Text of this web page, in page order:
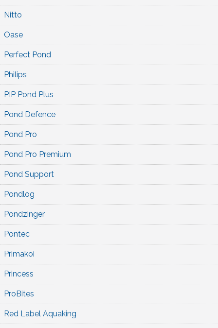
Nitto
Oase
Perfect Pond
Philips
PIP Pond Plus
Pond Defence
Pond Pro
Pond Pro Premium
Pond Support
Pondlog
Pondzinger
Pontec
Primakoi
Princess
ProBites
Red Label Aquaking